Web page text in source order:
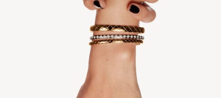
最新号を試し読み